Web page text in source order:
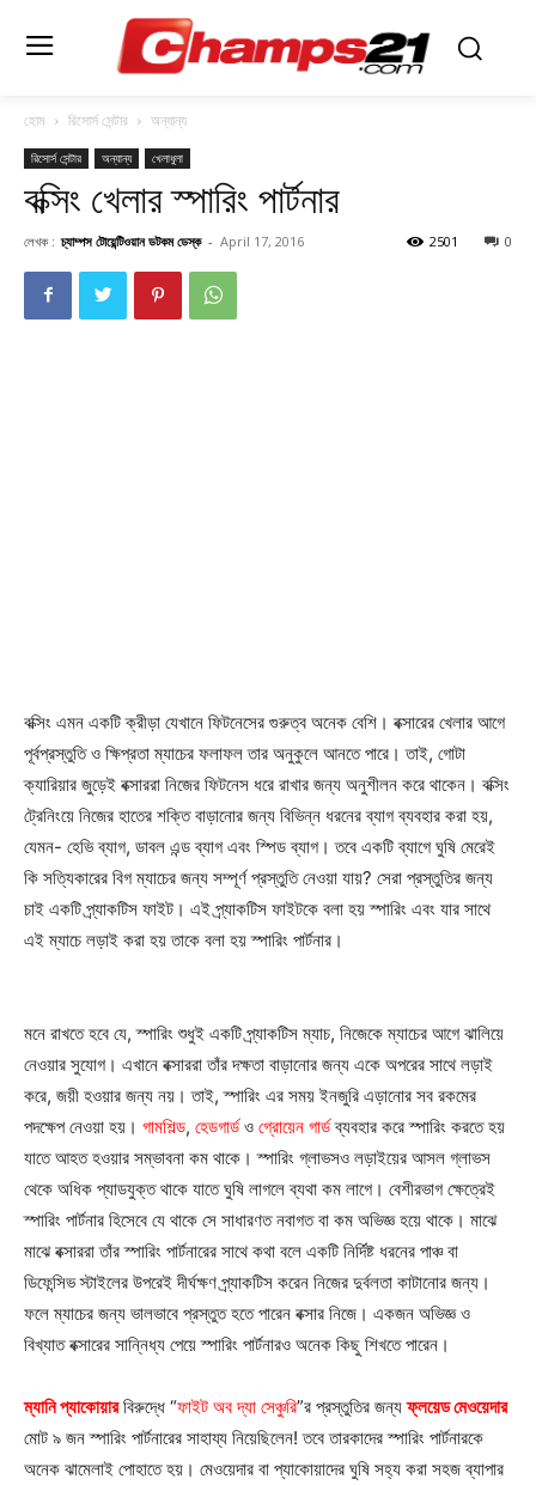
হোম রিসোর্স সেন্টার অন্যান্য
রিসোর্স সেন্টার অন্যান্য খেলাধুলা
বক্সিং খেলার স্পারিং পার্টনার
লেখক : চ্যাম্পস টোয়েন্টিওয়ান ডটকম ডেস্ক - April 17, 2016 0
2501
বক্সিং এমন একটি ক্রীড়া যেখানে ফিটনেসের গুরুত্ব অনেক বেশি। বক্সারের খেলার আগে
পূর্বপ্রস্তুতি ও ক্ষিপ্রতা ম্যাচের ফলাফল তার অনুকুলে আনতে পারে। তাই, গোটা
ক্যারিয়ার জুড়েই বক্সাররা নিজের ফিটনেস ধরে রাখার জন্য অনুশীলন করে থাকেন। বক্সিং
ট্রেনিংয়ে নিজের হাতের শক্তি বাড়ানোর জন্য বিভিন্ন ধরনের ব্যাগ ব্যবহার করা হয়,
যেমন- হেভি ব্যাগ, ডাবল এন্ড ব্যাগ এবং স্পিড ব্যাগ। তবে একটি ব্যাগে ঘুষি মেরেই
কি সত্যিকারের বিগ ম্যাচের জন্য সম্পূর্ণ প্রস্তুতি নেওয়া যায়? সেরা প্রস্তুতির জন্য
চাই একটি প্র্যাকটিস ফাইট। এই প্র্যাকটিস ফাইটকে বলা হয় স্পারিং এবং যার সাথে
এই ম্যাচে লড়াই করা হয় তাকে বলা হয় স্পারিং পার্টনার।
মনে রাখতে হবে যে, স্পারিং শুধুই একটি প্র্যাকটিস ম্যাচ, নিজেকে ম্যাচের আগে ঝালিয়ে
নেওয়ার সুযোগ। এখানে বক্সাররা তাঁর দক্ষতা বাড়ানোর জন্য একে অপরের সাথে লড়াই
করে, জয়ী হওয়ার জন্য নয়। তাই, স্পারিং এর সময় ইনজুরি এড়ানোর সব রকমের
পদক্ষেপ নেওয়া হয়। গামশিল্ড, হেডগার্ডও গ্রোয়েন গার্ডব্যবহার করে স্পারিং করতে হয়
যাতে আহত হওয়ার সম্ভাবনা কম থাকে। স্পারিং গ্লাভসও লড়াইয়ের আসল গ্লাভস
থেকে অধিক প্যাডযুক্ত থাকে যাতে ঘুষি লাগলে ব্যথা কম লাগে। বেশীরভাগ ক্ষেত্রেই
স্পারিং পার্টনার হিসেবে যে থাকে সে সাধারণত নবাগত বা কম অভিজ্ঞ হয়ে থাকে। মাঝে
মাঝে বক্সাররা তাঁর স্পারিং পার্টনারের সাথে কথা বলে একটি নির্দিষ্ট ধরনের পাঞ্চ বা
ডিফেন্সিভ স্টাইলের উপরেই দীর্ঘক্ষণ প্র্যাকটিস করেন নিজের দুর্বলতা কাটানোর জন্য।
ফলে ম্যাচের জন্য ভালভাবে প্রস্তুত হতে পারেন বক্সার নিজে। একজন অভিজ্ঞ ও
বিখ্যাত বক্সারের সান্নিধ্য পেয়ে স্পারিং পার্টনারও অনেক কিছু শিখতে পারেন।
ম্যানি প্যাকোয়ারবিরুদ্ধে “ফাইট অব দ্যা সেঞ্চুরি”র প্রস্তুতির জন্যফ্লয়েড মেওয়েদার
মোট ৯ জন স্পারিং পার্টনারের সাহায্য নিয়েছিলেন! তবে তারকাদের স্পারিং পার্টনারকে
অনেক ঝামেলাই পোহাতে হয়। মেওয়েদার বা প্যাকোয়াদের ঘুষি সহ্য করা সহজ ব্যাপার